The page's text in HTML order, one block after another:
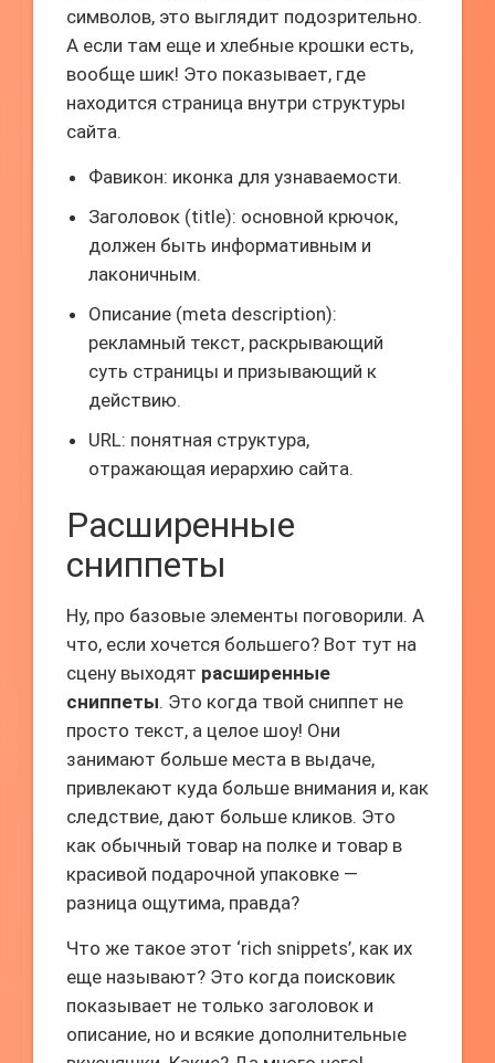
символов, это выглядит подозрительно.
А если там еще и хлебные крошки есть,
вообще шик! Это показывает, где
находится страница внутри структуры
сайта.
Фавикон: иконка для узнаваемости.
Заголовок (title): основной крючок,
должен быть информативным и
лаконичным.
Описание (meta description):
рекламный текст, раскрывающий
суть страницы и призывающий к
действию.
URL: понятная структура,
отражающая иерархию сайта.
Расширенные
сниппеты
Ну, про базовые элементы поговорили. А
что, если хочется большего? Вот тут на
сцену выходят расширенные
сниппеты. Это когда твой сниппет не
просто текст, а целое шоу! Они
занимают больше места в выдаче,
привлекают куда больше внимания и, как
следствие, дают больше кликов. Это
как обычный товар на полке и товар в
красивой подарочной упаковке —
разница ощутима, правда?
Что же такое этот ‘rich snippets’, как их
еще называют? Это когда поисковик
показывает не только заголовок и
описание, но и всякие дополнительные